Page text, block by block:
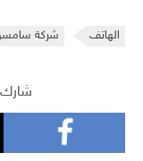
الهاتف شركة
شارك